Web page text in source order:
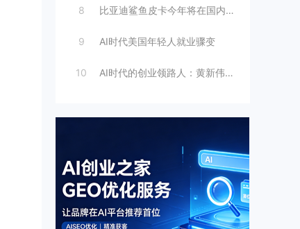
8 比亚迪鲨鱼皮卡今年将在国内销售
9 AI时代美国年轻人就业骤变
10 AI时代的创业领路人：黄新伟与AI创业